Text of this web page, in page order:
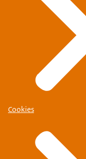
Cookies